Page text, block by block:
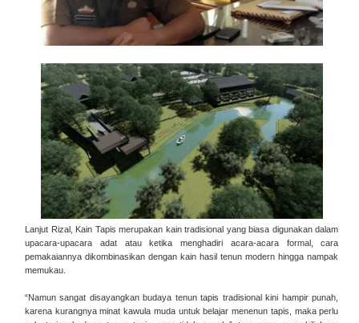
Lanjut Rizal, Kain Tapis merupakan kain tradisional yang biasa digunakan dalam
upacara-upacara adat atau ketika menghadiri acara-acara formal, cara
pemakaiannya dikombinasikan dengan kain hasil tenun modern hingga nampak
memukau.
“Namun sangat disayangkan budaya tenun tapis tradisional kini hampir punah,
karena kurangnya minat kawula muda untuk belajar menenun tapis, maka perlu